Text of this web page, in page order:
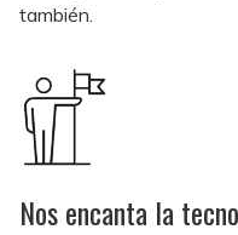
también.
Nos encanta la